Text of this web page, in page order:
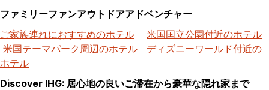
ファミリーファンアウトドアアドベンチャー
ご家族連れにおすすめのホテル
米国国立公園付近のホテル
米国テーマパーク周辺のホテル
ディズニーワールド付近の
ホテル
Discover IHG: 居心地の良いご滞在から豪華な隠れ家まで